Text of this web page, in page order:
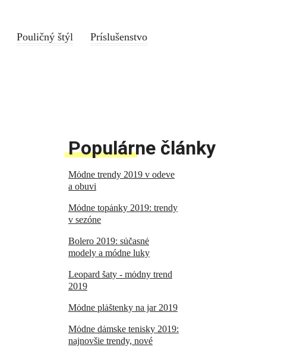
Pouličný štýl Príslušenstvo
Populárne články
Módne trendy 2019 v odeve
a obuvi
Módne topánky 2019: trendy
v sezóne
Bolero 2019: súčasné
modely a módne luky
Leopard šaty - módny trend
2019
Módne pláštenky na jar 2019
Módne dámske tenisky 2019:
najnovšie trendy, nové